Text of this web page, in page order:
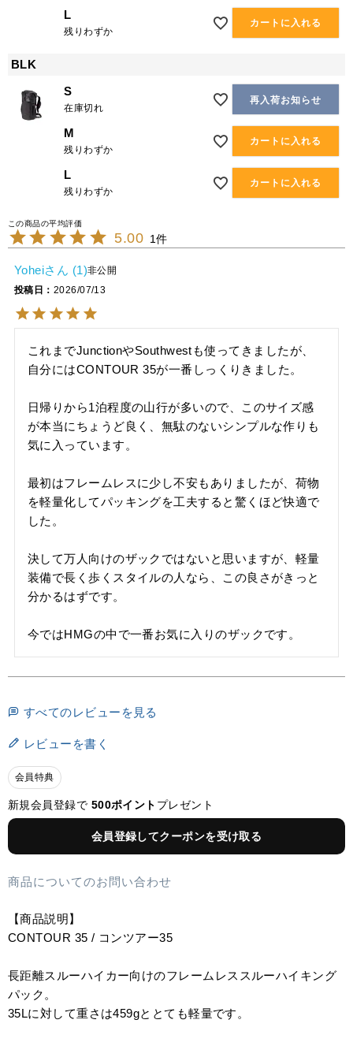
L
残りわずか
カートに入れる
BLK
S
在庫切れ
再入荷お知らせ
M
残りわずか
カートに入れる
L
残りわずか
カートに入れる
5.00 1
Yohei 1 非公開
投稿日
2026/07/13
これまでJunctionやSouthwestも使ってきましたが、
自分にはCONTOUR 35が一番しっくりきました。
日帰りから1泊程度の山行が多いので、このサイズ感
が本当にちょうど良く、無駄のないシンプルな作りも
気に入っています。
最初はフレームレスに少し不安もありましたが、荷物
を軽量化してパッキングを工夫すると驚くほど快適で
した。
決して万人向けのザックではないと思いますが、軽量
装備で長く歩くスタイルの人なら、この良さがきっと
分かるはずです。
今ではHMGの中で一番お気に入りのザックです。
すべてのレビューを見る
レビューを書く
会員特典
新規会員登録で 500ポイント プレゼント
会員登録してクーポンを受け取る
商品についてのお問い合わせ
【商品説明】
CONTOUR 35 / コンツアー35
長距離スルーハイカー向けのフレームレススルーハイキング
パック。
35Lに対して重さは459gととても軽量です。